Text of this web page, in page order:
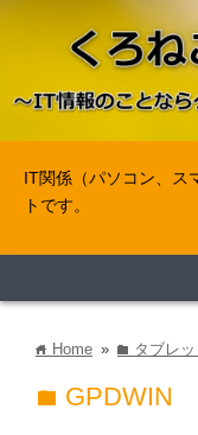
IT関係（パソコン、ス
トです。
home Home » folder タブレ
folder GPDWIN